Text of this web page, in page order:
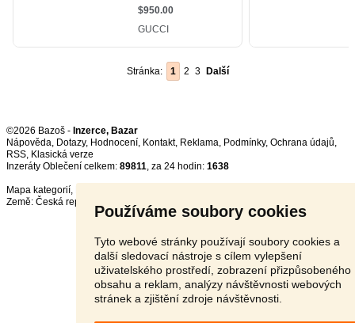
Používáme soubory cookies
Tyto webové stránky používají soubory cookies a
další sledovací nástroje s cílem vylepšení
uživatelského prostředí, zobrazení přizpůsobeného
obsahu a reklam, analýzy návštěvnosti webových
stránek a zjištění zdroje návštěvnosti.
Stránka: 1 2 3 Další
©2026 Bazoš - Inzerce, Bazar
Nápověda, Dotazy, Hodnocení, Kontakt, Reklama, Podmínky, Ochrana údajů,
RSS,
Inzeráty Oblečení celkem: 89811, za 24 hodin: 1638
Mapa kategorií,
Země: Česká republika